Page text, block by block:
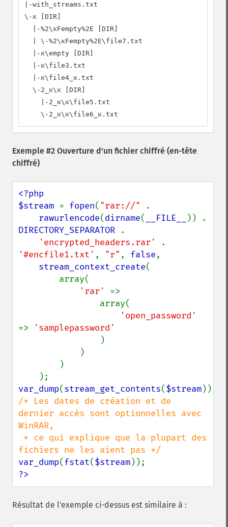
|-with_streams.txt
\-אּ [DIR]
  |-אּ\%2Fempty%2E [DIR]
  | \-אּ\%2Fempty%2E\file7.txt
  |-אּ\empty [DIR]
  |-אּ\file3.txt
  |-אּ\file4_אּ.txt
  \-אּ\אּ_2 [DIR]
    |-אּ\אּ_2\file5.txt
    \-אּ\אּ_2\file6_אּ.txt
Exemple #2 Ouverture d'un fichier chiffré (en-tête
chiffré)
<?php
$stream = fopen( "rar://"
.
rawurlencode(dirname( __FILE__
DIRECTORY_SEPARATOR
.
'encrypted_headers.rar'
'#encfile1.txt' , "r" , false,
stream_context_create(
'rar' =>
=>
'samplepassword'
)
var_dump(stream_get_contents($stream
/* Les dates de création et de
dernier accès sont optionnelles avec
WinRAR,
var_dump(fstat($stream
?>
Résultat de l'exemple ci-dessus est similaire à :